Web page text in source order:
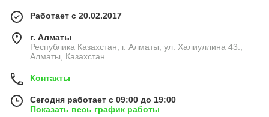
Работает с 20.02.2017
г. Алматы
Республика Казахстан, г. Алматы, ул. Халиуллина 43.,
Алматы, Казахстан
Контакты
Сегодня работает с 09:00 до 19:00
Показать весь график работы